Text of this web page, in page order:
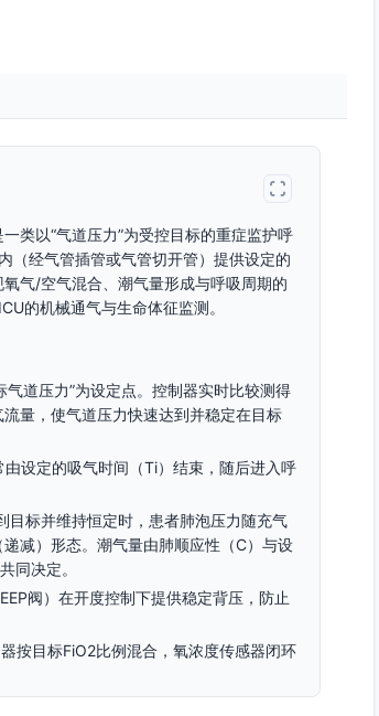
类以“气道压力”为受控目标的重症监护呼
（经气管插管或气管切开管）提供设定的
气/空气混合、潮气量形成与呼吸周期的
的机械通气与生命体征监测。
道压力”为设定点。控制器实时比较测得
量，使气道压力快速达到并稳定在目标
设定的吸气时间（Ti）结束，随后进入呼
标并维持恒定时，患者肺泡压力随充气
减）形态。潮气量由肺顺应性（C）与设
同决定。
阀）在开度控制下提供稳定背压，防止
按目标FiO2比例混合，氧浓度传感器闭环
微小变化检测患者自主吸气努力，实现触